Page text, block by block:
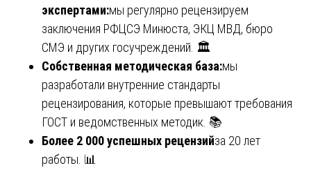
экспертами:мы регулярно рецензируем
заключения РФЦСЭ Минюста, ЭКЦ МВД, бюро
СМЭ и других госучреждений. 🏛️
Собственная методическая база:мы
разработали внутренние стандарты
рецензирования, которые превышают требования
ГОСТ и ведомственных методик. 📚
Более 2 000 успешных рецензийза 20 лет
работы. 📊